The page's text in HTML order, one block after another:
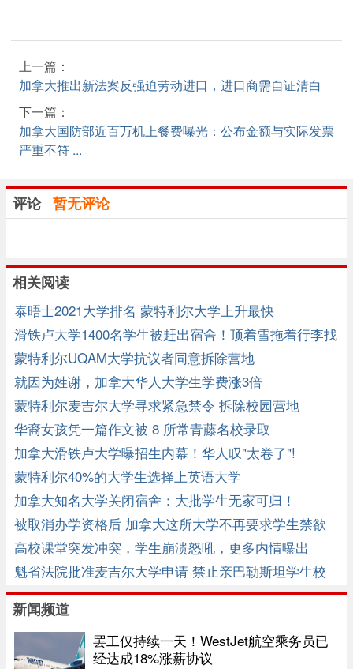
上一篇：
加拿大推出新法案反强迫劳动进口，进口商需自证清白
下一篇：
加拿大国防部近百万机上餐费曝光：公布金额与实际发票
严重不符 ...
评论 暂无评论
相关阅读
泰晤士2021大学排名 蒙特利尔大学上升最快
滑铁卢大学1400名学生被赶出宿舍！顶着雪拖着行李找
住处！
蒙特利尔UQAM大学抗议者同意拆除营地
就因为姓谢，加拿大华人大学生学费涨3倍
蒙特利尔麦吉尔大学寻求紧急禁令 拆除校园营地
华裔女孩凭一篇作文被 8 所常青藤名校录取
加拿大滑铁卢大学曝招生内幕！华人叹"太卷了"!
蒙特利尔40%的大学生选择上英语大学
加拿大知名大学关闭宿舍：大批学生无家可归！
被取消办学资格后 加拿大这所大学不再要求学生禁欲
高校课堂突发冲突，学生崩溃怒吼，更多内情曝出
魁省法院批准麦吉尔大学申请 禁止亲巴勒斯坦学生校
内抗议
新闻频道
罢工仅持续一天！WestJet航空乘务员已
经达成18%涨薪协议